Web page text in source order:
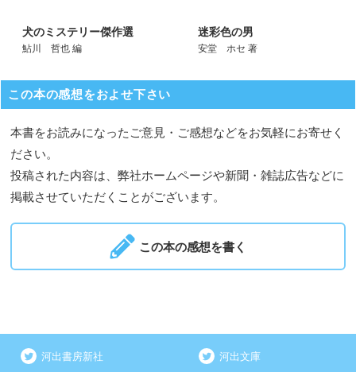
犬のミステリー傑作選
鮎川 哲也 編
迷彩色の男
安堂 ホセ 著
この本の感想をおよせ下さい
本書をお読みになったご意見・ご感想などをお気軽にお寄せく
ださい。
投稿された内容は、弊社ホームページや新聞・雑誌広告などに
掲載させていただくことがございます。
この本の感想を書く
河出書房新社 河出文庫